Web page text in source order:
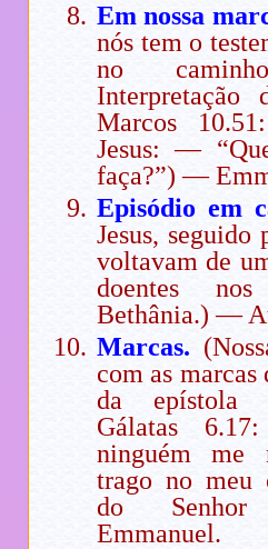
Em nossa
nós tem o
no
Interpretação
Marcos
Jesus: —
faça?”) —
Episódio em
Jesus, seguido
voltavam de
doentes
Bethânia.) —
Marcas.
com as
da epístola
Gálatas
ninguém me
trago no meu
do
Emmanuel.